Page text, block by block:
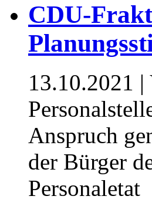
CDU-
13.10.2021 |
Anspruch
der Bürger
Personaletat